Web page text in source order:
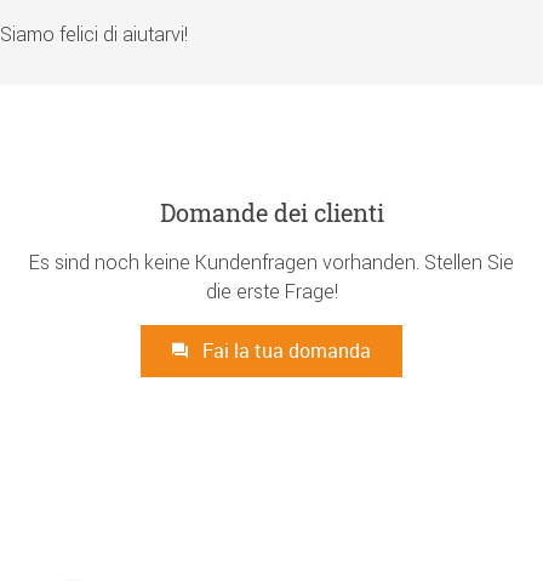
Siamo felici di aiutarvi!
Domande dei clienti
Es sind noch keine Kundenfragen vorhanden. Stellen Sie
die erste Frage!
Fai la tua domanda